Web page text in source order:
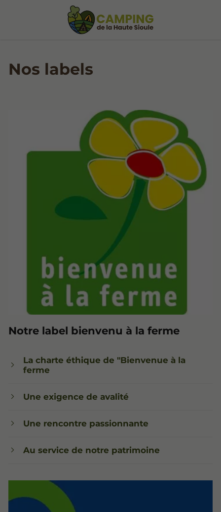
Nos labels
Notre label bienvenu à la ferme
La charte éthique de "Bienvenue à la
ferme
Une exigence de avalité
Une rencontre passionnante
Au service de notre patrimoine